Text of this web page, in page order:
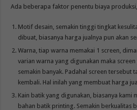
Ada beberapa faktor penentu biaya
Motif desain, semakin tinggi tingkat
dibuat, biasanya harga jualnya pun akan
Warna, tiap warna memakai 1 screen,
varian warna yang digunakan maka
semakin banyak. Padahal screen tersebut
kembali. Hal inilah yang membuat harga
Kain batik yang digunakan, biasanya kami
bahan batik printing. Semakin berkualitas